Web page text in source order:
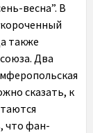
весна”. В
также
Два
сказать, к
что фан-